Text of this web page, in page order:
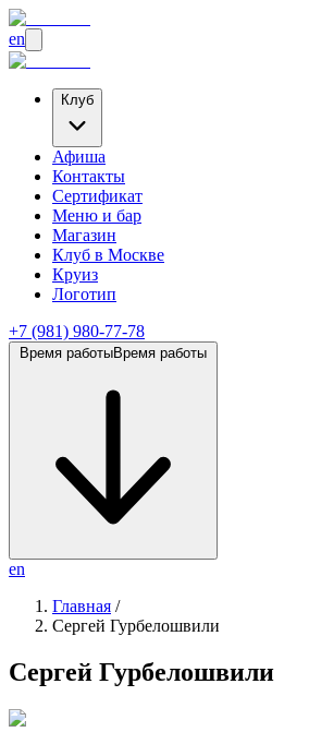
en
Клуб
Афиша
Контакты
Сертификат
Меню и бар
Магазин
Клуб в Москве
Круиз
Логотип
+7 (981) 980-77-78
Время работыВремя работы
en
Главная /
Сергей Гурбелошвили
Сергей Гурбелошвили